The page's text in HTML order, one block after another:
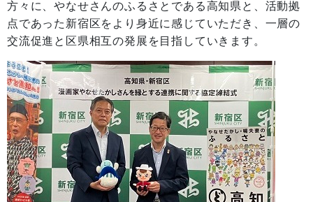
方々に、やなせさんのふるさとである高知県と、活動拠
点であった新宿区をより身近に感じていただき、一層の
交流促進と区県相互の発展を目指していきます。